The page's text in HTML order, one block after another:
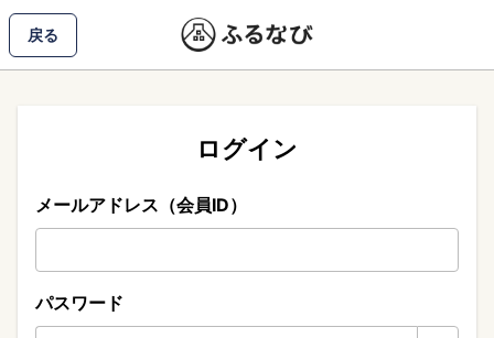
戻る
ログイン
メールアドレス（会員ID）
パスワード